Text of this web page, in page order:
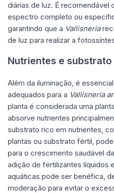
diárias de luz. É recomendável
espectro completo ou
garantindo que a Vallisneria
de luz para realizar a
Nutrientes e substrato
Além da iluminação, é
adequados para a Vallisneria
planta é considerada uma
absorve nutrientes
substrato rico em nutrientes,
plantas ou substrato fértil,
para o crescimento saudável da
adição de fertilizantes líquidos
aquáticas pode ser benéfica,
moderação para evitar o